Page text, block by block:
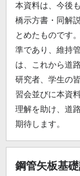
本資料は、今後
橋示方書・同解
とめたものです
準であり、維持
は、これから道
研究者、学生の
習会並びに本資
理解を助け、道
期待します。
鋼管矢板基